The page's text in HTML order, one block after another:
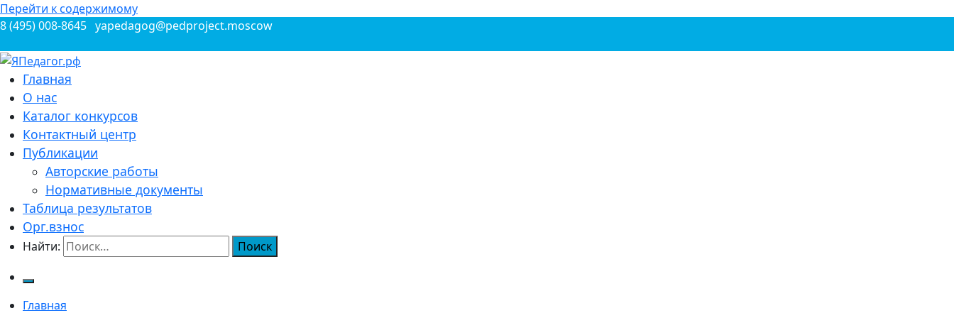
Перейти к содержимому
8 (495) 008-8645 yapedagog@pedproject.moscow
ЯПедагог.рф
Всероссийские конкурсы для педагогов
Главная
О нас
Каталог конкурсов
Контактный центр
Публикации
Авторские работы
Нормативные документы
Таблица результатов
Орг.взнос
Найти:
Главная